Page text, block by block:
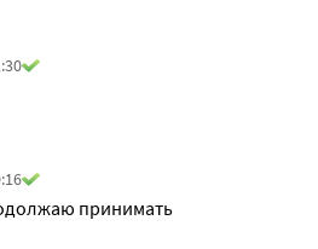
принимать